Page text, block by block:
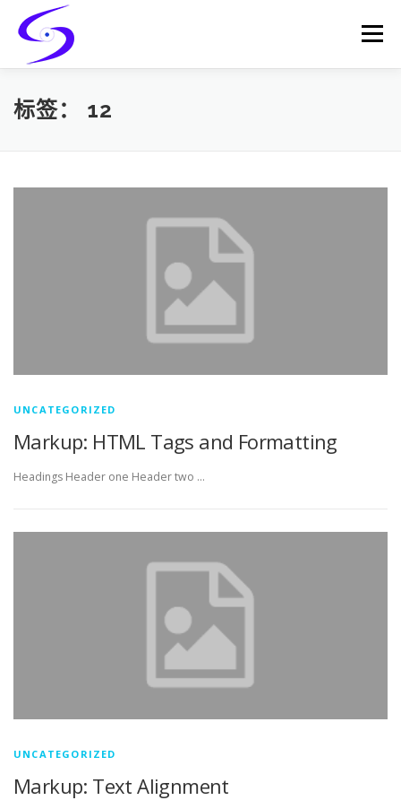
content
Menu
HOME PRODUCTS
标签： 12
UNCATEGORIZED
Markup: HTML Tags and Formatting
Headings Header one Header two …
UNCATEGORIZED
Markup: Text Alignment